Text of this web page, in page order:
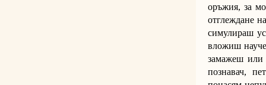
оръжия, за
отглеждане
симулираш
вложиш
замажеш или
познавач,